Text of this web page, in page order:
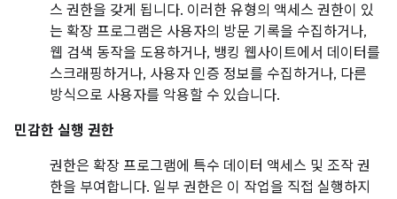
스 권한을 갖게 됩니다. 이러한 유형의 액세스 권한이 있
는 확장 프로그램은 사용자의 방문 기록을 수집하거나,
웹 검색 동작을 도용하거나, 뱅킹 웹사이트에서 데이터를
스크래핑하거나, 사용자 인증 정보를 수집하거나, 다른
방식으로 사용자를 악용할 수 있습니다.
민감한 실행 권한
권한은 확장 프로그램에 특수 데이터 액세스 및 조작 권
한을 부여합니다. 일부 권한은 이 작업을 직접 실행하지